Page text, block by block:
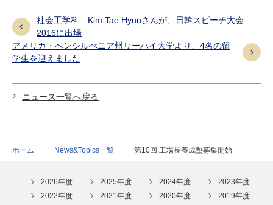
社会工学科 Kim Tae Hyunさんが、日韓スピーチ大会
2016に出場
アメリカ・ペンシルべニア州リーハイ大学より、4名の留
学生を迎えました
ニュース一覧へ戻る
ホーム News&Topics一覧 第10回 工場長養成塾募集開始
2026年度 2025年度 2024年度
2023年度
2022年度
2021年度 2020年度
2019年度